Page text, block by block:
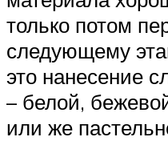
только потом
следующему
это нанесение
– белой,
или же